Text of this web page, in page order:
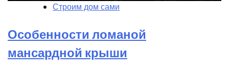
Строим дом сами
Особенности ломаной
мансардной крыши